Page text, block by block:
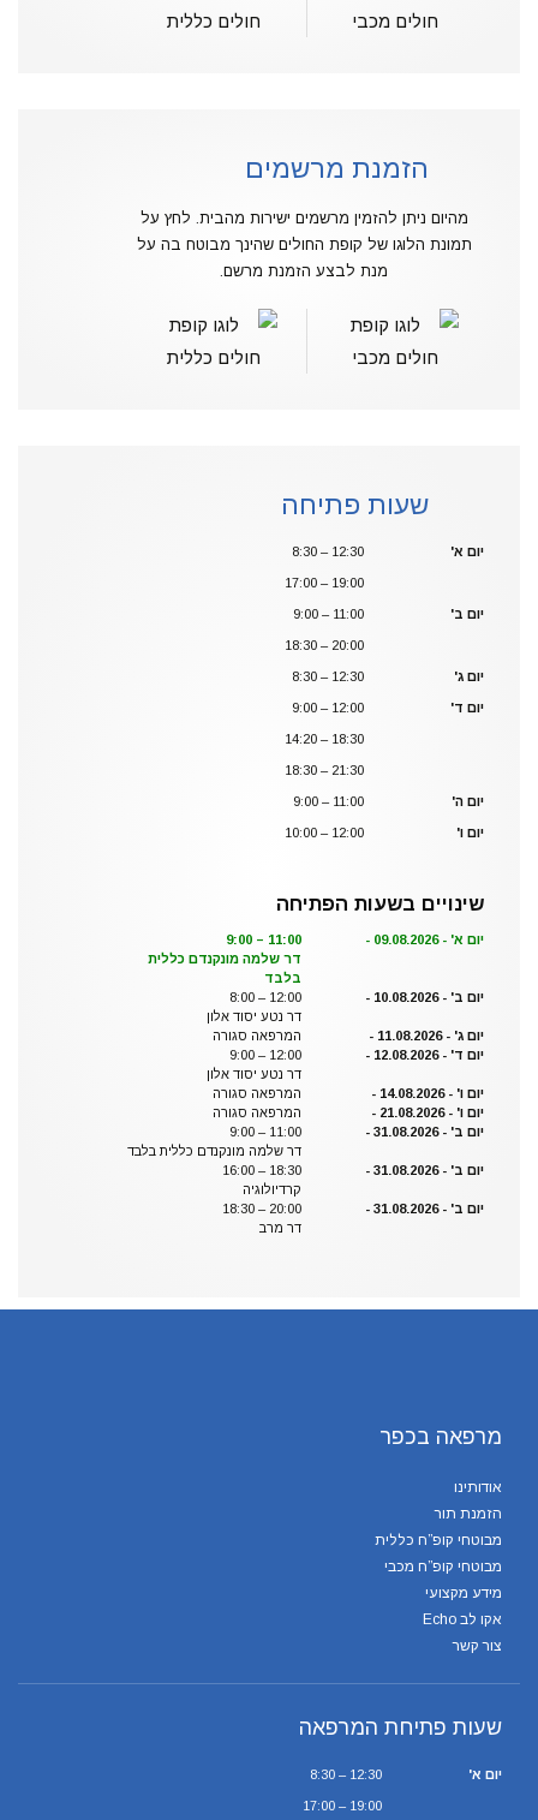
הזמנת מרשמים
מהיום ניתן להזמין מרשמים ישירות מהבית. לחץ על
תמונת הלוגו של קופת החולים שהינך מבוטח בה על
מנת לבצע הזמנת מרשם.
שעות פתיחה
יום א' 8:30 – 12:30
17:00 – 19:00
יום ב' 9:00 – 11:00
18:30 – 20:00
יום ג' 8:30 – 12:30
יום ד' 9:00 – 12:00
14:20 – 18:30
18:30 – 21:30
יום ה' 9:00 – 11:00
יום ו' 10:00 – 12:00
שינויים בשעות הפתיחה
יום א' - 09.08.2026 -
9:00 – 11:00
דר שלמה מונקנדם כללית
בלבד
יום ב' - 10.08.2026 -
8:00 – 12:00
דר נטע יסוד אלון
יום ג' - 11.08.2026 -
המרפאה סגורה
יום ד' - 12.08.2026 -
9:00 – 12:00
דר נטע יסוד אלון
יום ו' - 14.08.2026 -
המרפאה סגורה
יום ו' - 21.08.2026 -
המרפאה סגורה
יום ב' - 31.08.2026 -
9:00 – 11:00
דר שלמה מונקנדם כללית בלבד
יום ב' - 31.08.2026 -
16:00 – 18:30
קרדיולוגיה
יום ב' - 31.08.2026 -
18:30 – 20:00
דר מרב
מרפאה בכפר
אודותינו
הזמנת תור
מבוטחי קופ”ח כללית
מבוטחי קופ”ח מכבי
מידע מקצועי
אקו לב Echo
צור קשר
שעות פתיחת המרפאה
יום א' 8:30 – 12:30
17:00 – 19:00